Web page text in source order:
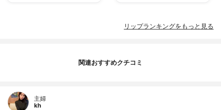
リップランキングをもっと見る
関連おすすめクチコミ
主婦
kh